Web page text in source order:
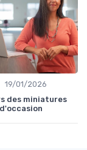
19/01/2026
des miniatures